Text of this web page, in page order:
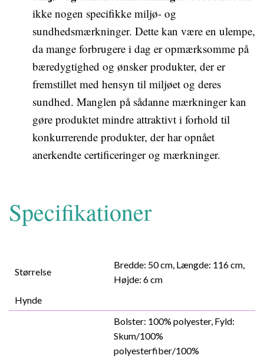
ikke nogen specifikke miljø- og
sundhedsmærkninger. Dette kan være en ulempe,
da mange forbrugere i dag er opmærksomme på
bæredygtighed og ønsker produkter, der er
fremstillet med hensyn til miljøet og deres
sundhed. Manglen på sådanne mærkninger kan
gøre produktet mindre attraktivt i forhold til
konkurrerende produkter, der har opnået
anerkendte certificeringer og mærkninger.
Specifikationer
Størrelse
Bredde: 50 cm, Længde: 116 cm,
Højde: 6 cm
Hynde
Bolster: 100% polyester, Fyld:
Skum/100%
polyesterfiber/100%